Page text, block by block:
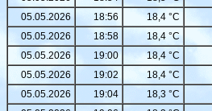
05.05.2026
18:56 18,4 °C
05.05.2026
18:58 18,4 °C
05.05.2026
19:00 18,4 °C
05.05.2026
19:02 18,4 °C
05.05.2026
19:04 18,3 °C